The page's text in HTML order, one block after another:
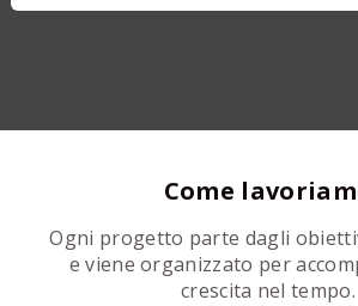
Come
Ogni progetto parte dagli
e viene organizzato per
crescita nel tempo.